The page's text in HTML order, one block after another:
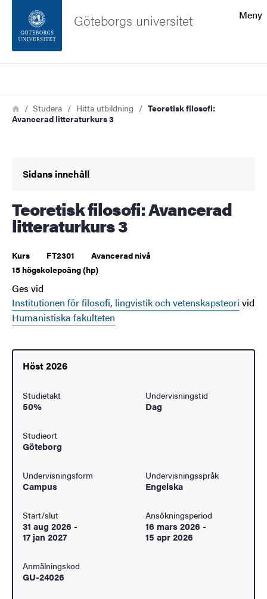
Sidfoten
Om webbplatsen
Meny
Göteborgs universitet
Länkstig
HemStudera Hitta utbildning
Teoretisk filosofi:
Avancerad litteraturkurs 3
Sidans innehåll
Teoretisk filosofi: Avancerad
litteraturkurs 3
Kurs FT2301
Avancerad nivå
15 högskolepoäng (hp)
Ges vid
Institutionen för filosofi, lingvistik och vetenskapsteori vid
Humanistiska fakulteten
Höst 2026
Studietakt
50%
Undervisningstid
Dag
Studieort
Göteborg
Undervisningsform
Campus
Undervisningsspråk
Engelska
Start/slut
31 aug 2026 -
17 jan 2027
Ansökningsperiod
16 mars 2026 -
15 apr 2026
Anmälningskod
GU-24026